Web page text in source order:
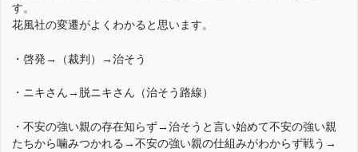
す。
花風社の変遷がよくわかると思います。
・啓発→（裁判）→治そう
・ニキさん→脱ニキさん（治そう路線）
・不安の強い親の存在知らず→治そうと言い始めて不安の強い親
たちから噛みつかれる→不安の強い親の仕組みがわからず戦う→